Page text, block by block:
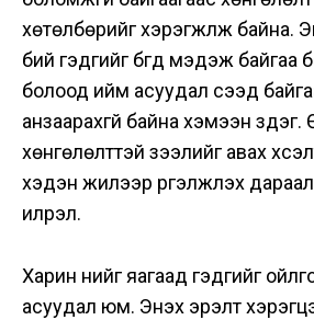
хөтөлбөрийг хэрэгжүүлж байна.
бий гэдгийг бүгд мэдэж байгаа
болоод ийм асуудал үүсээд
анзаарахгүй байна хэмээн
хөнгөлөлттэй зээлийг авах
хэдэн жилээр үргэлжлэх дараалал
илрэл.
Харин үүнийг яагаад гэдгийг
асуудал юм. Энэхүү эрэлт